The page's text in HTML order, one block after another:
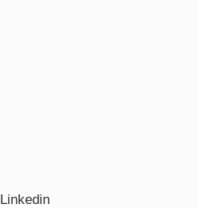
Linkedin